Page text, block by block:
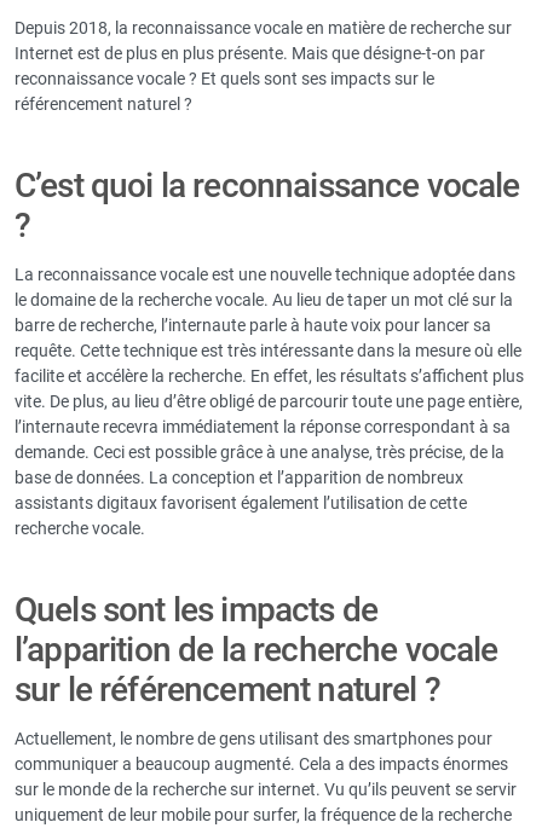
Depuis 2018, la reconnaissance vocale en matière de recherche sur
Internet est de plus en plus présente. Mais que désigne-t-on par
reconnaissance vocale ? Et quels sont ses impacts sur le
référencement naturel ?
C’est quoi la reconnaissance vocale
?
La reconnaissance vocale est une nouvelle technique adoptée dans
le domaine de la recherche vocale. Au lieu de taper un mot clé sur la
barre de recherche, l’internaute parle à haute voix pour lancer sa
requête. Cette technique est très intéressante dans la mesure où elle
facilite et accélère la recherche. En effet, les résultats s’affichent plus
vite. De plus, au lieu d’être obligé de parcourir toute une page entière,
l’internaute recevra immédiatement la réponse correspondant à sa
demande. Ceci est possible grâce à une analyse, très précise, de la
base de données. La conception et l’apparition de nombreux
assistants digitaux favorisent également l’utilisation de cette
recherche vocale.
Quels sont les impacts de
l’apparition de la recherche vocale
sur le référencement naturel ?
Actuellement, le nombre de gens utilisant des smartphones pour
communiquer a beaucoup augmenté. Cela a des impacts énormes
sur le monde de la recherche sur internet. Vu qu’ils peuvent se servir
uniquement de leur mobile pour surfer, la fréquence de la recherche